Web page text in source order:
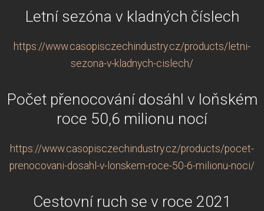
Letní sezóna v kladných číslech
https://www.casopisczechindustry.cz/products/letni-
sezona-v-kladnych-cislech/
Počet přenocování dosáhl v loňském
roce 50,6 milionu nocí
https://www.casopisczechindustry.cz/products/pocet-
prenocovani-dosahl-v-lonskem-roce-50-6-milionu-noci/
Cestovní ruch se v roce 2021